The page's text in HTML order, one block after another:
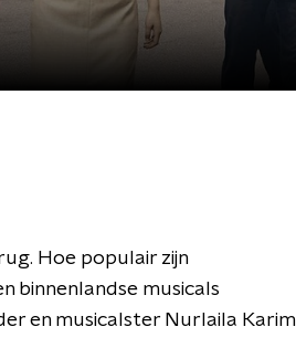
Hoe populair zijn
binnenlandse musicals
en musicalster Nurlaila Karim